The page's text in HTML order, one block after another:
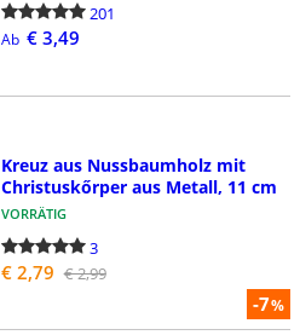
201
Ab € 3,49
-7%
Kreuz aus Nussbaumholz mit
Christuskőrper aus Metall, 11 cm
VORRÄTIG
3
€ 2,79 € 2,99